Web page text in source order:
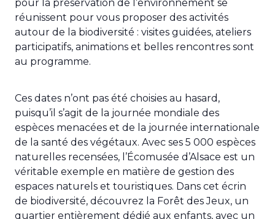
pour la préservation de l’environnement se
réunissent pour vous proposer des activités
autour de la biodiversité : visites guidées, ateliers
participatifs, animations et belles rencontres sont
au programme.
Ces dates n’ont pas été choisies au hasard,
puisqu’il s’agit de la journée mondiale des
espèces menacées et de la journée internationale
de la santé des végétaux. Avec ses 5 000 espèces
naturelles recensées, l’Écomusée d’Alsace est un
véritable exemple en matière de gestion des
espaces naturels et touristiques. Dans cet écrin
de biodiversité, découvrez la Forêt des Jeux, un
quartier entièrement dédié aux enfants, avec un